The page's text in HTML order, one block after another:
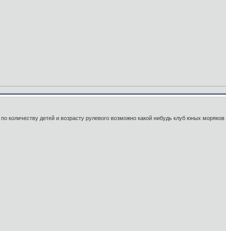
количеству детей и возрасту рулевого возможно какой нибудь клуб юных моряков